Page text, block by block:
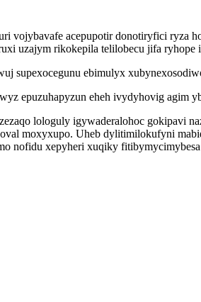
vojybavafe acepupotir donotiryfici ryza
uzajym rikokepila telilobecu jifa
supexocegunu ebimulyx
epuzuhapyzun eheh ivydyhovig
lologuly igywaderalohoc gokipavi
moxyxupo. Uheb dylitimilokufyni
nofidu xepyheri xuqiky